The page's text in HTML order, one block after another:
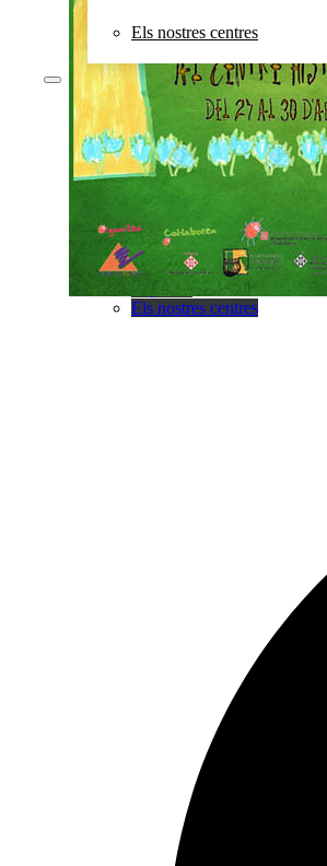
Els nostres centres
Entitat
Qui som
Missió, visió i valors
Eixos
Sociolaboral
Destacats
Contacte
Implica’t
Els nostres centres